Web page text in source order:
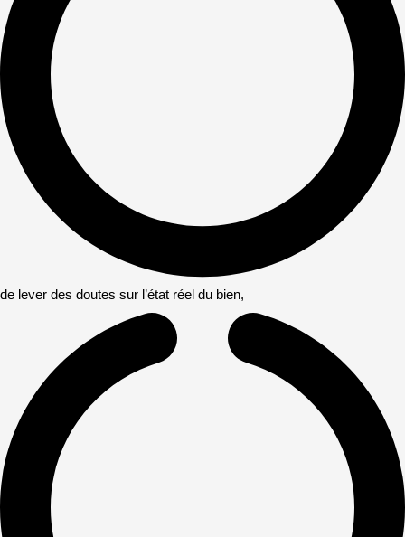
de lever des doutes sur l’état réel du bien,